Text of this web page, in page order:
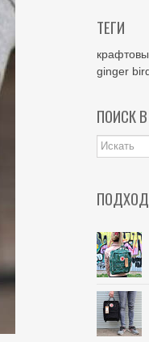
ТЕГИ
ginger
ПОИСК